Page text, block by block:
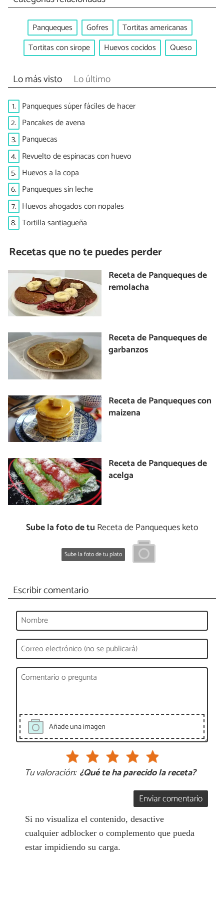
Panqueques Gofres
Tortitas americanas
Tortitas con sirope
Huevos cocidos Queso
Lo más visto Lo último
1. Panqueques súper fáciles de hacer
2. Pancakes de avena
3. Panquecas
4. Revuelto de espinacas con huevo
5. Huevos a la copa
6. Panqueques sin leche
7. Huevos ahogados con nopales
8. Tortilla santiagueña
Recetas que no te puedes perder
Receta de Panqueques de
remolacha
Receta de Panqueques de
garbanzos
Receta de Panqueques con
maizena
Receta de Panqueques de
acelga
Sube la foto de tu Receta de Panqueques keto
Sube la foto de tu plato
Escribir comentario
Añade una imagen
Tu valoración: ¿Qué te ha parecido la receta?
Enviar comentario
Si no visualiza el contenido, desactive
cualquier adblocker o complemento que pueda
estar impidiendo su carga.